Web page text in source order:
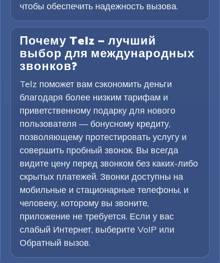
чтобы обеспечить надежность вызова.
Почему Telz — лучший
выбор для международных
звонков?
Telz поможет вам сэкономить деньги
благодаря более низким тарифам и
приветственному подарку для нового
пользователя — бонусному кредиту,
позволяющему протестировать услугу и
совершить пробный звонок. Вы всегда
видите цену перед звонком без каких-либо
скрытых платежей. Звонки доступны на
мобильные и стационарные телефоны, и
человеку, которому вы звоните,
приложение не требуется. Если у вас
слабый Интернет, выберите VoIP или
Обратный вызов.